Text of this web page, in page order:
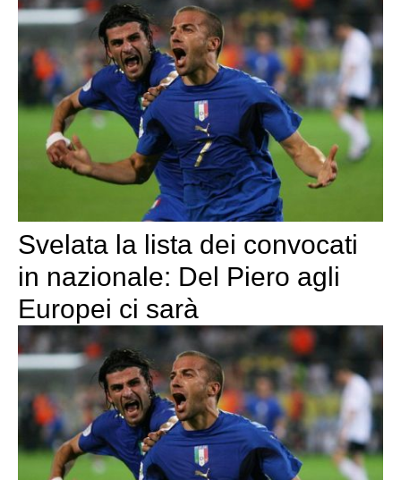
Svelata la lista dei convocati
in nazionale: Del Piero agli
Europei ci sarà